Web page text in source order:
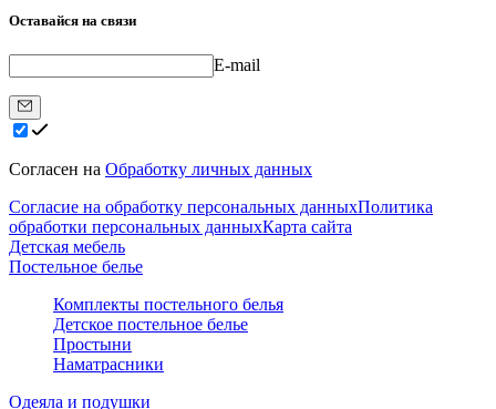
Оставайся на связи
E-mail
Согласен на Обработку личных данных
Согласие на обработку персональных данныхПолитика
обработки персональных данныхКарта сайта
Детская мебель
Постельное белье
Комплекты постельного белья
Детское постельное белье
Простыни
Наматрасники
Одеяла и подушки